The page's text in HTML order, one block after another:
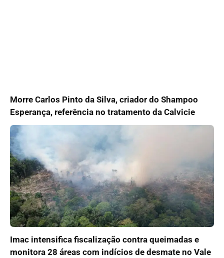
Morre Carlos Pinto da Silva, criador do Shampoo
Esperança, referência no tratamento da Calvicie
Imac intensifica fiscalização contra queimadas e
monitora 28 áreas com indícios de desmate no Vale